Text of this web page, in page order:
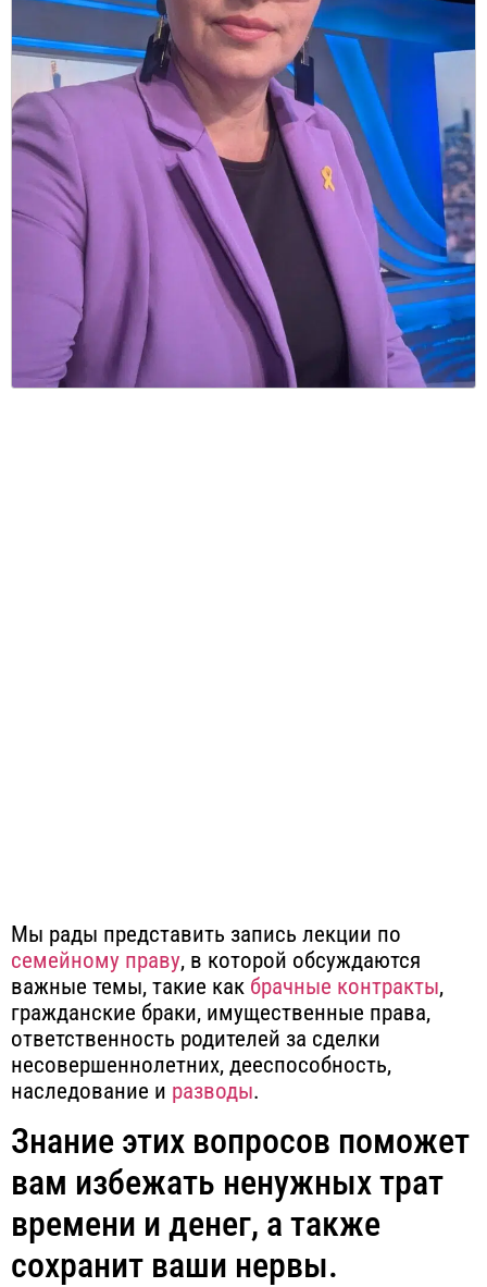
Мы рады представить запись лекции по
семейному праву, в которой обсуждаются
важные темы, такие как брачные контракты,
гражданские браки, имущественные права,
ответственность родителей за сделки
несовершеннолетних, дееспособность,
наследование и разводы.
Знание этих вопросов поможет
вам избежать ненужных трат
времени и денег, а также
сохранит ваши нервы.